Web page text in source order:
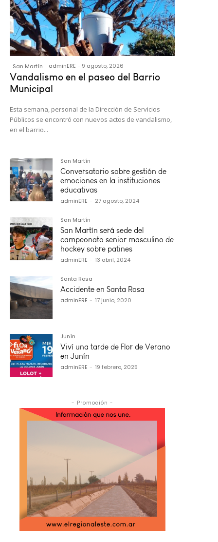
San Martín adminERE - 9 agosto, 2026
Vandalismo en el paseo del Barrio
Municipal
Esta semana, personal de la Dirección de Servicios
Públicos se encontró con nuevos actos de vandalismo,
en el barrio...
San Martín
Conversatorio sobre gestión de
emociones en la instituciones
educativas
adminERE - 27 agosto, 2024
San Martín
San Martín será sede del
campeonato senior masculino de
hockey sobre patines
adminERE - 13 abril, 2024
Santa Rosa
Accidente en Santa Rosa
adminERE - 17 junio, 2020
Junín
Viví una tarde de Flor de Verano
en Junín
adminERE - 19 febrero, 2025
- Promoción -